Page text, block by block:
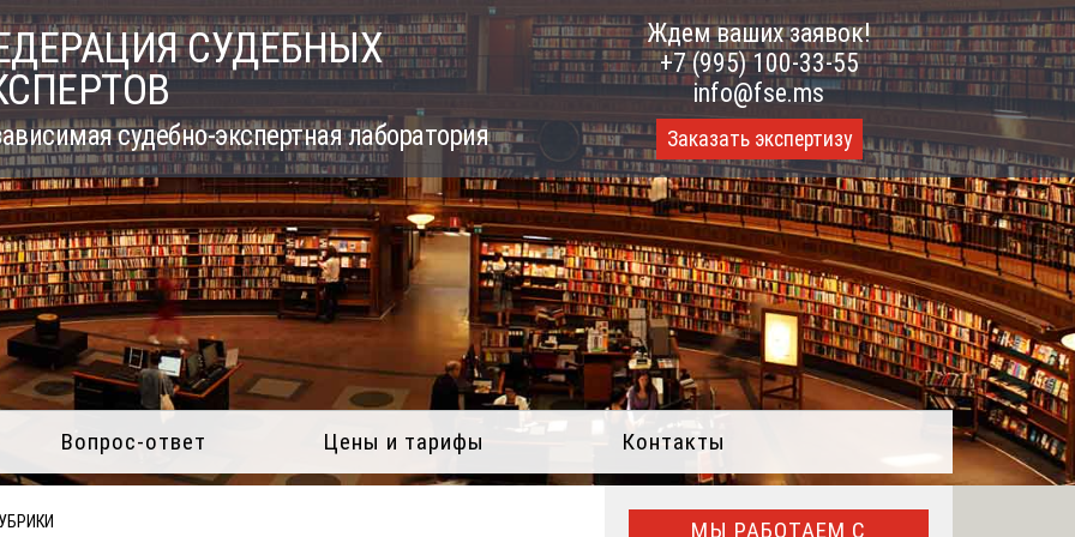
СУДЕБНЫХ
судебно-экспертная лаборатория
Ждем ваших заявок!
+7 (995) 100-33-55
info@fse.ms
Заказать экспертизу
Вопрос-ответ Цены и тарифы Контакты
МЫ РАБОТАЕМ С